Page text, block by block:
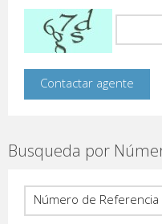
Busqueda por